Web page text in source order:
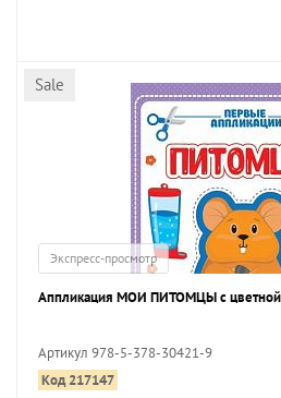
Sale
Экспресс-просмотр
Аппликация МОИ ПИТОМЦЫ с цветной
Артикул 978-5-378-30421-9
Код 217147